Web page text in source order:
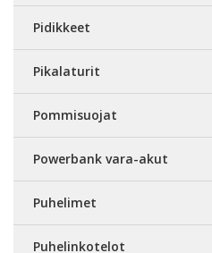
Pidikkeet
Pikalaturit
Pommisuojat
Powerbank vara-akut
Puhelimet
Puhelinkotelot